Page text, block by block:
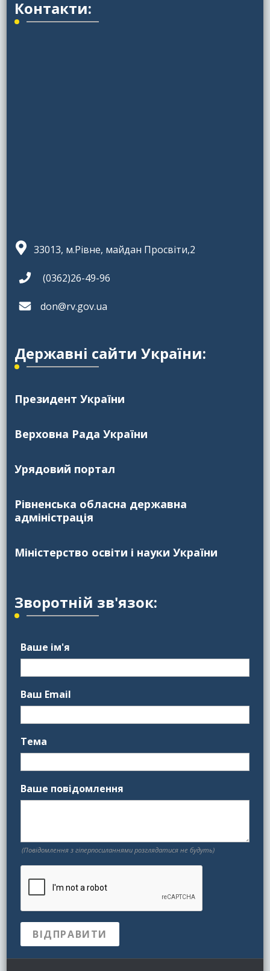
Контакти:
33013, м.Рівне, майдан Просвіти,2
(0362)26-49-96
don@rv.gov.ua
Державні сайти України:
Президент України
Верховна Рада України
Урядовий портал
Рівненська обласна державна
адміністрація
Міністерство освіти і науки України
Зворотній зв'язок:
Ваше ім'я
Ваш Email
Тема
Ваше повідомлення
(Повідомлення з гіперпосиланнями розглядатися не будуть)